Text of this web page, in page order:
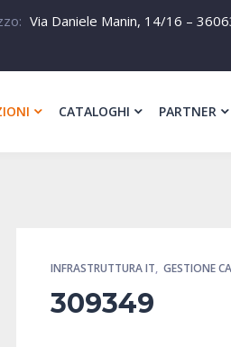
Via Daniele Manin, 14/16 –
CATALOGHI PARTNER
INFRASTRUTTURA IT,GESTIONE
309349